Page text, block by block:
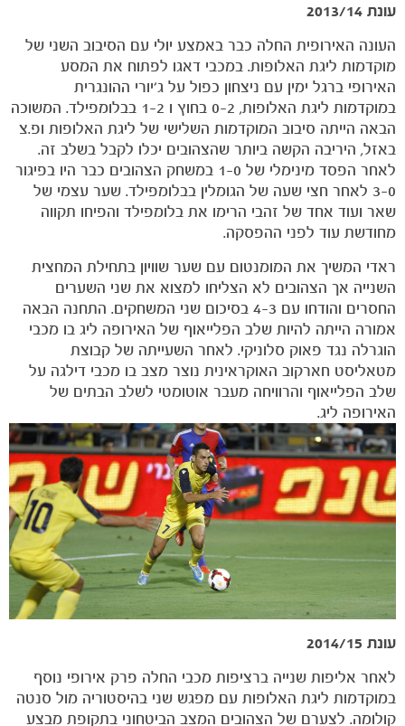
ותוצאות
עונת 2013/14
העונה האירופית החלה כבר באמצע יולי עם הסיבוב השני של
מוקדמות ליגת האלופות. במכבי דאגו לפתוח את המסע
האירופי ברגל ימין עם ניצחון כפול על ג'יורי ההונגרית
במוקדמות ליגת האלופות, 0-2 בחוץ ו 1-2 בבלומפילד. המשוכה
הבאה הייתה סיבוב המוקדמות השלישי של ליגת האלופות ופ.צ
באזל, היריבה הקשה ביותר שהצהובים יכלו לקבל בשלב זה.
לאחר הפסד מינימלי של 1-0 במשחק הצהובים כבר היו בפיגור
3-0 לאחר חצי שעה של הגומלין בבלומפילד. שער עצמי של
שאר ועוד אחד של זהבי הרימו את בלומפילד והפיחו תקווה
מחודשת עוד לפני ההפסקה.
ראדי המשיך את המומנטום עם שער שוויון בתחילת המחצית
השנייה אך הצהובים לא הצליחו למצוא את שני השערים
החסרים והודחו עם 4-3 בסיכום שני המשחקים. התחנה הבאה
אמורה הייתה להיות שלב הפלייאוף של האירופה ליג בו מכבי
הוגרלה נגד פאוק סלוניקי. לאחר השעייתה של קבוצת
מטאליסט חארקוב האוקראינית נוצר מצב בו מכבי דילגה על
שלב הפלייאוף והרוויחה מעבר אוטומטי לשלב הבתים של
האירופה ליג.
עונת 2014/15
לאחר אליפות שנייה ברציפות מכבי החלה פרק אירופי נוסף
במוקדמות ליגת האלופות עם מפגש שני בהיסטוריה מול סנטה
קולומה. לצערם של הצהובים המצב הביטחוני בתקופת מבצע